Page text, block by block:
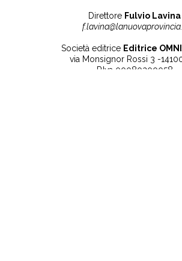
Direttore Fulvio Lavina
Società editrice Editrice
via Monsignor Rossi 3 -
P.Iva 00080200058